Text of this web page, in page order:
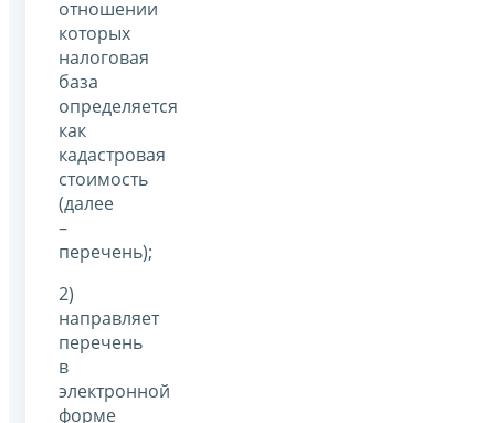
отношении
которых
налоговая
база
определяется
как
кадастровая
стоимость
(далее
–
перечень);
2)
направляет
перечень
в
электронной
форме